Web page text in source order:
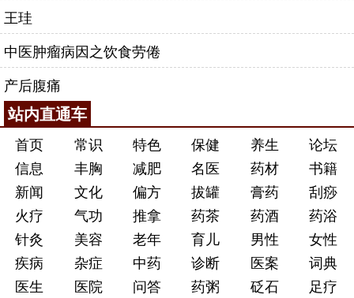
王珪
中医肿瘤病因之饮食劳倦
产后腹痛
站内直通车
首页 常识 特色 保健 养生
论坛
信息
丰胸 减肥 名医 药材
书籍
新闻
文化 偏方 拔罐 膏药
刮痧
火疗
气功 推拿 药茶 药酒
药浴
针灸
美容 老年 育儿 男性
女性
疾病
杂症 中药 诊断 医案
词典
医生
医院 问答 药粥 砭石 足疗